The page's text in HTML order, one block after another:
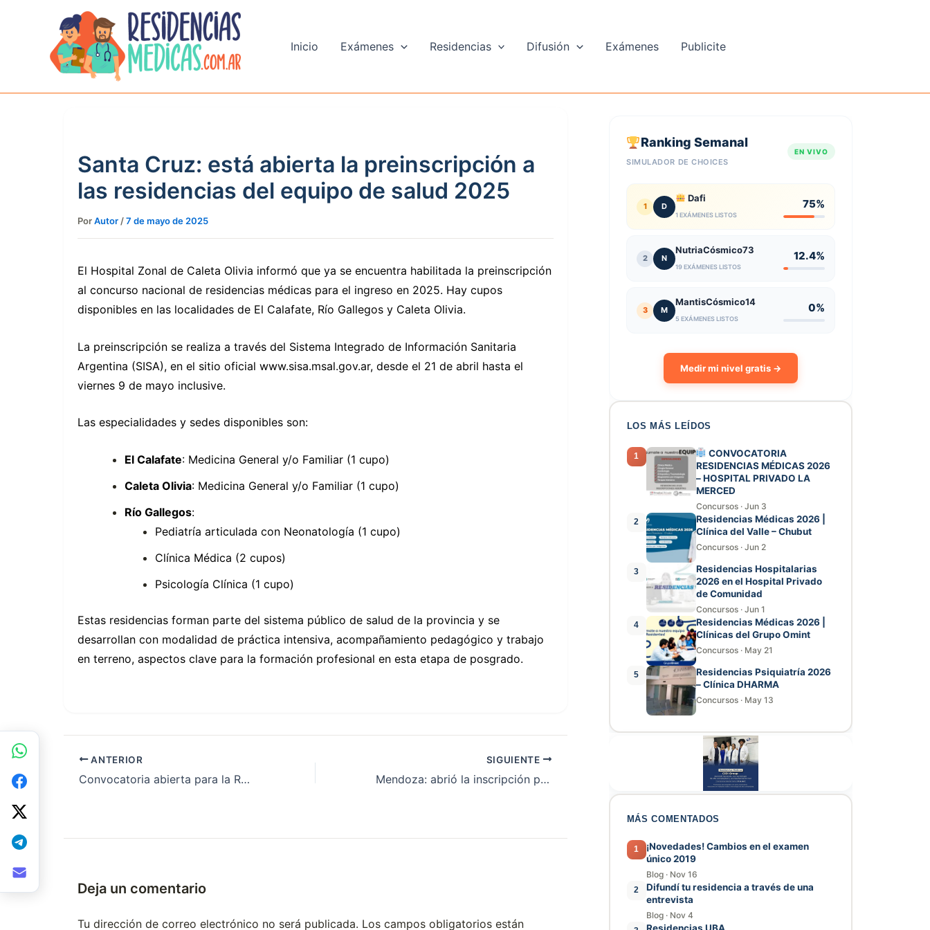
Inicio Exámenes Residencias Difusión Exámenes Publicite
Santa Cruz: está abierta la preinscripción a
las residencias del equipo de salud 2025
PorAutor /7 de mayo de 2025
El Hospital Zonal de Caleta Olivia informó que ya se encuentra habilitada la preinscripción
al concurso nacional de residencias médicas para el ingreso en 2025. Hay cupos
disponibles en las localidades de El Calafate, Río Gallegos y Caleta Olivia.
La preinscripción se realiza a través del Sistema Integrado de Información Sanitaria
Argentina (SISA), en el sitio oficial www.sisa.msal.gov.ar, desde el 21 de abril hasta el
viernes 9 de mayo inclusive.
Las especialidades y sedes disponibles son:
El Calafate: Medicina General y/o Familiar (1 cupo)
Caleta Olivia: Medicina General y/o Familiar (1 cupo)
Río Gallegos:
Pediatría articulada con Neonatología (1 cupo)
Clínica Médica (2 cupos)
Psicología Clínica (1 cupo)
Estas residencias forman parte del sistema público de salud de la provincia y se
desarrollan con modalidad de práctica intensiva, acompañamiento pedagógico y trabajo
en terreno, aspectos clave para la formación profesional en esta etapa de posgrado.
ANTERIOR
Convocatoria abierta para la Residencia de Medicina General en Trenque Lauquen
SIGUIENTE
Mendoza: abrió la inscripción para las Residencias en Salud 2025
Deja un comentario
Tu dirección de correo electrónico no será publicada. Los campos obligatorios están
Ranking Semanal
SIMULADOR DE CHOICES
EN VIVO
1 D
Dafi
1 EXÁMENES LISTOS
75%
2 N
NutriaCósmico73
19 EXÁMENES LISTOS
12.4%
3 M
MantisCósmico14
5 EXÁMENES LISTOS
0%
Medir mi nivel gratis →
LOS MÁS LEÍDOS
1
CONVOCATORIA
RESIDENCIAS MÉDICAS 2026
– HOSPITAL PRIVADO LA
MERCED
Concursos · Jun 3
2
Residencias Médicas 2026 |
Clínica del Valle – Chubut
Concursos · Jun 2
3
Residencias Hospitalarias
2026 en el Hospital Privado
de Comunidad
Concursos · Jun 1
4
Residencias Médicas 2026 |
Clínicas del Grupo Omint
Concursos · May 21
5
Residencias Psiquiatría 2026
– Clínica DHARMA
Concursos · May 13
MÁS COMENTADOS
1
¡Novedades! Cambios en el examen
único 2019
Blog · Nov 16
2
Difundí tu residencia a través de una
entrevista
Blog · Nov 4
Residencias UBA